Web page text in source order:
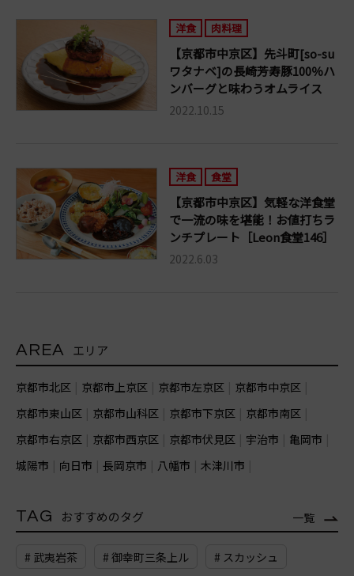
洋食 肉料理
【京都市中京区】先斗町[so-su
ワタナベ]の長崎芳寿豚100％ハ
ンバーグと味わうオムライス
2022.10.15
洋食 食堂
【京都市中京区】気軽な洋食堂
で一流の味を堪能！お値打ちラ
ンチプレート［Leon食堂146］
2022.6.03
AREA エリア
京都市北区 京都市上京区 京都市左京区
京都市中京区
京都市東山区
京都市山科区 京都市下京区
京都市南区
京都市右京区
京都市西京区 京都市伏見区 宇治市
亀岡市
城陽市
向日市 長岡京市 八幡市 木津川市
TAG おすすめのタグ 一覧
# 武夷岩茶 # 御幸町三条上ル # スカッシュ